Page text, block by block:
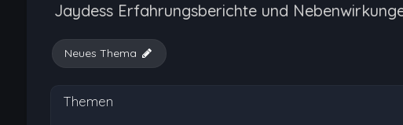
Jaydess Erfahrungsberichte und
Neues Thema
Themen